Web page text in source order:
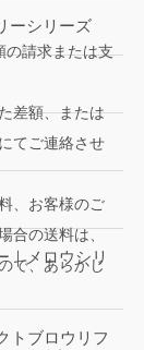
ーシリーズ
｜メロウシリ
トブロウリフ
の請求または支
差額、または
てご連絡させ
、お客様のご
合の送料は、
で、あらかじ